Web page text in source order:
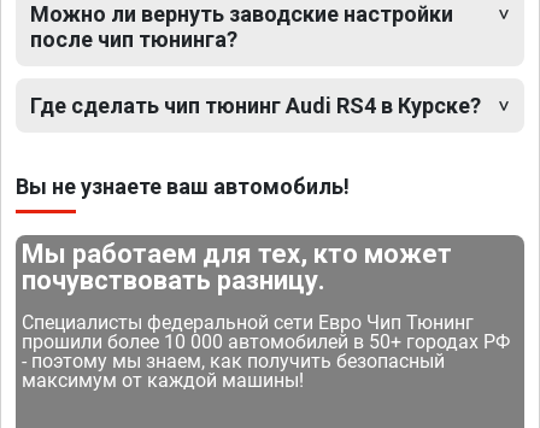
Можно ли вернуть заводские настройки
после чип тюнинга?
Где сделать чип тюнинг Audi RS4 в Курске?
Вы не узнаете ваш автомобиль!
Мы работаем для тех, кто может
почувствовать разницу.
Специалисты федеральной сети Евро Чип Тюнинг
прошили более 10 000 автомобилей в 50+ городах РФ
- поэтому мы знаем, как получить безопасный
максимум от каждой машины!